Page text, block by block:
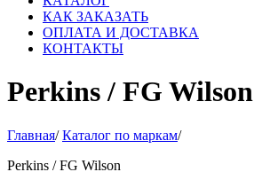
КАК ЗАКАЗАТЬ
ОПЛАТА И ДОСТАВКА
КОНТАКТЫ
Perkins / FG Wilson
Главная/Каталог по маркам/
Perkins / FG Wilson